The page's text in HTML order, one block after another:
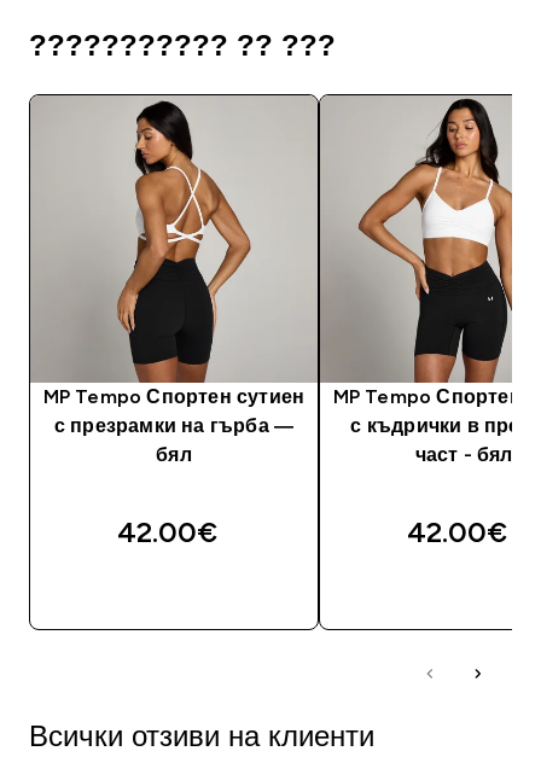
??????????? ?? ???
MP Tempo Спортен сутиен
с презрамки на гърба —
бял
42.00€‎
MP Tempo Спортен
с къдрички в
част - бял
42.00€‎
Всички отзиви на клиенти